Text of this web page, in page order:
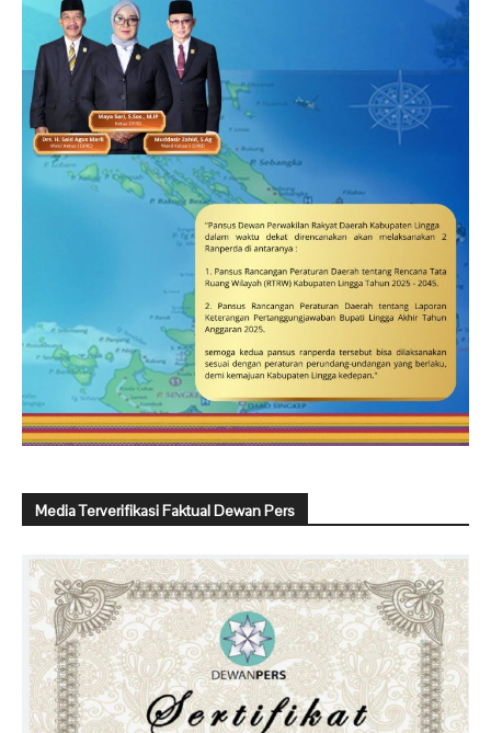
Media Terverifikasi Faktual Dewan Pers